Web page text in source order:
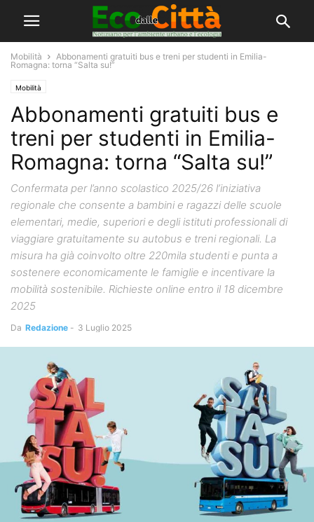
Mobilità
Abbonamenti gratuiti bus e treni per studenti in Emilia-
Romagna: torna “Salta su!”
Mobilità
Abbonamenti gratuiti bus e
treni per studenti in Emilia-
Romagna: torna “Salta su!”
Confermata per l’anno scolastico 2025/26 l’iniziativa
regionale che consente a bambini e ragazzi delle scuole
elementari, medie, superiori e degli istituti professionali di
viaggiare gratuitamente su autobus e treni regionali. La
misura ha già coinvolto oltre 220mila studenti e punta a
sostenere economicamente le famiglie e incentivare la
mobilità sostenibile. Richieste online entro il 18 dicembre
2025
Da Redazione - 3 Luglio 2025